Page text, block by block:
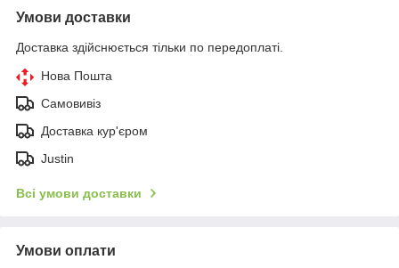
Умови доставки
Доставка здійснюється тільки по передоплаті.
Нова Пошта
Самовивіз
Доставка кур'єром
Justin
Всі умови доставки
Умови оплати